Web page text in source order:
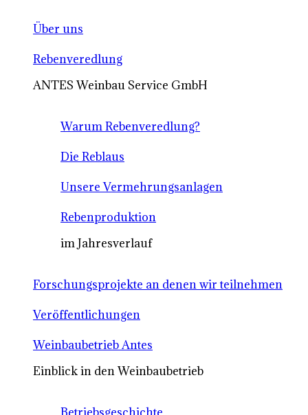
Über uns
Rebenveredlung
ANTES Weinbau Service GmbH
Warum Rebenveredlung?
Die Reblaus
Unsere Vermehrungsanlagen
Rebenproduktion
im Jahresverlauf
Forschungsprojekte an denen wir teilnehmen
Veröffentlichungen
Weinbaubetrieb Antes
Einblick in den Weinbaubetrieb